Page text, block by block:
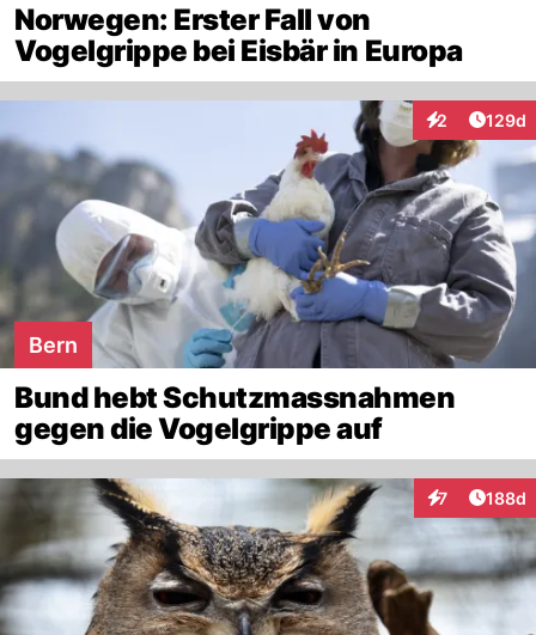
Norwegen: Erster Fall von
Vogelgrippe bei Eisbär in Europa
2
Interaktionen
129d
Bern
Bund hebt Schutzmassnahmen
gegen die Vogelgrippe auf
7
Interaktionen
188d